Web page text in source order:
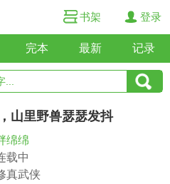
书架 登录
完本 最新 记录
山里野兽瑟瑟发抖
绵绵
载中
真武侠